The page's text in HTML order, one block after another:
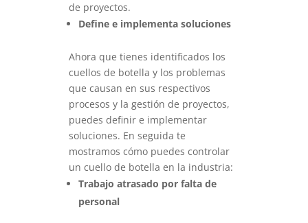
de proyectos.
Define e implementa soluciones
Ahora que tienes identificados los
cuellos de botella y los problemas
que causan en sus respectivos
procesos y la gestión de proyectos,
puedes definir e implementar
soluciones. En seguida te
mostramos cómo puedes controlar
un cuello de botella en la industria:
Trabajo atrasado por falta de
personal